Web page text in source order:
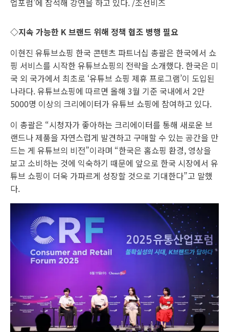
업포럼’에 참석해 강연을 하고 있다. /조선비즈
◇지속 가능한 K 브랜드 위해 정책 협조 병행 필요
이현진 유튜브쇼핑 한국 콘텐츠 파트너십 총괄은 한국에서 쇼
핑 서비스를 시작한 유튜브쇼핑의 전략을 소개했다. 한국은 미
국 외 국가에서 최초로 ‘유튜브 쇼핑 제휴 프로그램’이 도입된
나라다. 유튜브쇼핑에 따르면 올해 3월 기준 국내에서 2만
5000명 이상의 크리에이터가 유튜브 쇼핑에 참여하고 있다.
이 총괄은 “시청자가 좋아하는 크리에이터를 통해 새로운 브
랜드나 제품을 자연스럽게 발견하고 구매할 수 있는 공간을 만
드는 게 유튜브의 비전”이라며 “한국은 홈쇼핑 환경, 영상을
보고 소비하는 것에 익숙하기 때문에 앞으로 한국 시장에서 유
튜브 쇼핑이 더욱 가파르게 성장할 것으로 기대한다”고 말했
다.